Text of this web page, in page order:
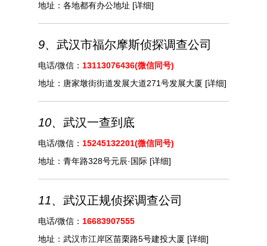
地址： 各地都有办公地址 [详细]
9、 武汉市‌‌福尔摩斯侦探调查公司
电话/微信： 13113076436(微信同号)
地址： 唐家墩街街道发展大道271号发展大厦 [详细]
10、 武汉一查到底
电话/微信： 15245132201(微信同号)
地址： 青年路328号元辰·国际 [详细]
11、 武汉正规侦探调查公司
电话/微信： 16683907555
地址： 武汉市江岸区苗栗路5号建投大厦 [详细]